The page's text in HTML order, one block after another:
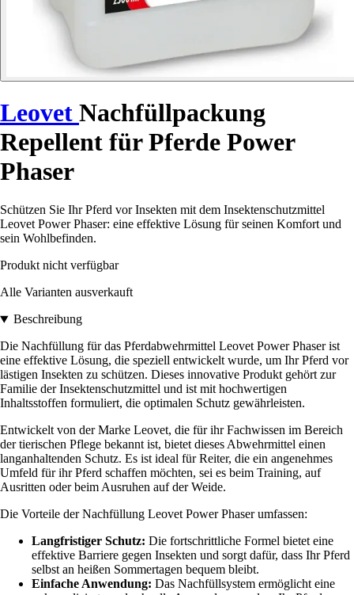
Leovet Nachfüllpackung
Repellent für Pferde Power
Phaser
Schützen Sie Ihr Pferd vor Insekten mit dem Insektenschutzmittel
Leovet Power Phaser: eine effektive Lösung für seinen Komfort und
sein Wohlbefinden.
Produkt nicht verfügbar
Alle Varianten ausverkauft
Beschreibung
Die Nachfüllung für das Pferdabwehrmittel Leovet Power Phaser ist
eine effektive Lösung, die speziell entwickelt wurde, um Ihr Pferd vor
lästigen Insekten zu schützen. Dieses innovative Produkt gehört zur
Familie der Insektenschutzmittel und ist mit hochwertigen
Inhaltsstoffen formuliert, die optimalen Schutz gewährleisten.
Entwickelt von der Marke Leovet, die für ihr Fachwissen im Bereich
der tierischen Pflege bekannt ist, bietet dieses Abwehrmittel einen
langanhaltenden Schutz. Es ist ideal für Reiter, die ein angenehmes
Umfeld für ihr Pferd schaffen möchten, sei es beim Training, auf
Ausritten oder beim Ausruhen auf der Weide.
Die Vorteile der Nachfüllung Leovet Power Phaser umfassen:
Langfristiger Schutz: Die fortschrittliche Formel bietet eine
effektive Barriere gegen Insekten und sorgt dafür, dass Ihr Pferd
selbst an heißen Sommertagen bequem bleibt.
Einfache Anwendung: Das Nachfüllsystem ermöglicht eine